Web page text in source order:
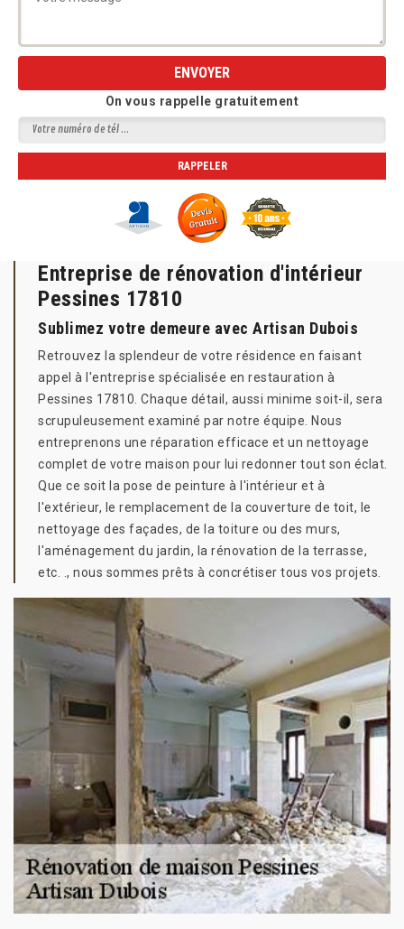
On vous rappelle gratuitement
Entreprise de rénovation d'intérieur
Pessines 17810
Sublimez votre demeure avec Artisan Dubois
Retrouvez la splendeur de votre résidence en faisant
appel à l'entreprise spécialisée en restauration à
Pessines 17810. Chaque détail, aussi minime soit-il, sera
scrupuleusement examiné par notre équipe. Nous
entreprenons une réparation efficace et un nettoyage
complet de votre maison pour lui redonner tout son éclat.
Que ce soit la pose de peinture à l'intérieur et à
l'extérieur, le remplacement de la couverture de toit, le
nettoyage des façades, de la toiture ou des murs,
l'aménagement du jardin, la rénovation de la terrasse,
etc. ., nous sommes prêts à concrétiser tous vos projets.